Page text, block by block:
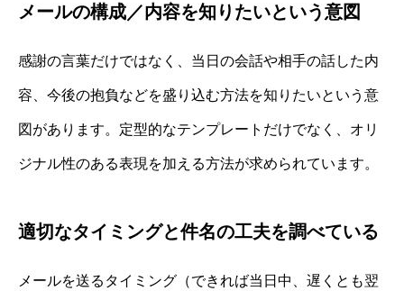
メールの構成／内容を知りたいという意図
感謝の言葉だけではなく、当日の会話や相手の話した内
容、今後の抱負などを盛り込む方法を知りたいという意
図があります。定型的なテンプレートだけでなく、オリ
ジナル性のある表現を加える方法が求められています。
適切なタイミングと件名の工夫を調べている
メールを送るタイミング（できれば当日中、遅くとも翌